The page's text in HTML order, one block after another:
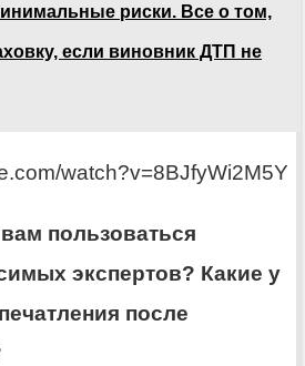
риски. Все о том,
если виновник ДТП не
watch?v=8BJfyWi2M5Y
пользоваться
экспертов? Какие у
после